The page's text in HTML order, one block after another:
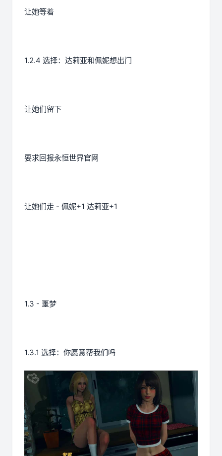
让她等着
1.2.4 选择：达莉亚和佩妮想出门
让她们留下
要求回报永恒世界官网
让她们走 - 佩妮+1 达莉亚+1
1.3 - 噩梦
1.3.1 选择：你愿意帮我们吗